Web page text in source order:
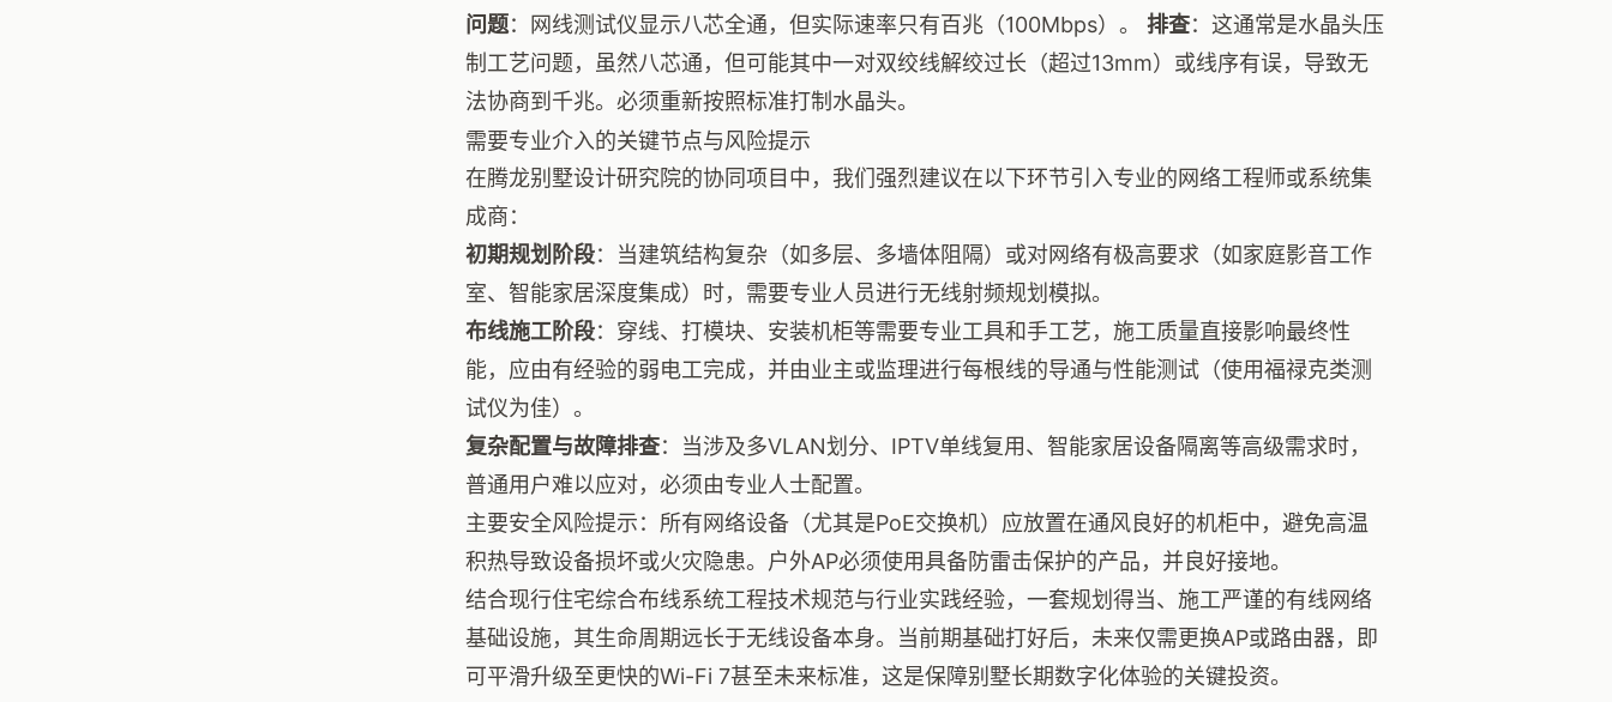
问题：网线测试仪显示八芯全通，但实际速率只有百兆（100Mbps）。 排查：这通常是水晶头压
制工艺问题，虽然八芯通，但可能其中一对双绞线解绞过长（超过13mm）或线序有误，导致无
法协商到千兆。必须重新按照标准打制水晶头。
需要专业介入的关键节点与风险提示
在腾龙别墅设计研究院的协同项目中，我们强烈建议在以下环节引入专业的网络工程师或系统集
成商：
初期规划阶段：当建筑结构复杂（如多层、多墙体阻隔）或对网络有极高要求（如家庭影音工作
室、智能家居深度集成）时，需要专业人员进行无线射频规划模拟。
布线施工阶段：穿线、打模块、安装机柜等需要专业工具和手工艺，施工质量直接影响最终性
能，应由有经验的弱电工完成，并由业主或监理进行每根线的导通与性能测试（使用福禄克类测
试仪为佳）。
复杂配置与故障排查：当涉及多VLAN划分、IPTV单线复用、智能家居设备隔离等高级需求时，
普通用户难以应对，必须由专业人士配置。
主要安全风险提示：所有网络设备（尤其是PoE交换机）应放置在通风良好的机柜中，避免高温
积热导致设备损坏或火灾隐患。户外AP必须使用具备防雷击保护的产品，并良好接地。
结合现行住宅综合布线系统工程技术规范与行业实践经验，一套规划得当、施工严谨的有线网络
基础设施，其生命周期远长于无线设备本身。当前期基础打好后，未来仅需更换AP或路由器，即
可平滑升级至更快的Wi-Fi 7甚至未来标准，这是保障别墅长期数字化体验的关键投资。